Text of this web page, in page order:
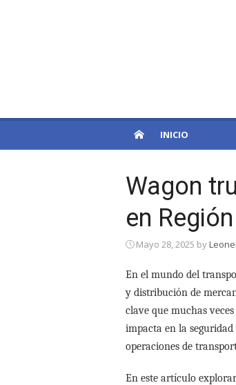
INICIO
Wagon
en
Mayo 28, 2025 by
En el mundo del
y distribución de
clave que muchas
impacta en la
operaciones de
En este artículo